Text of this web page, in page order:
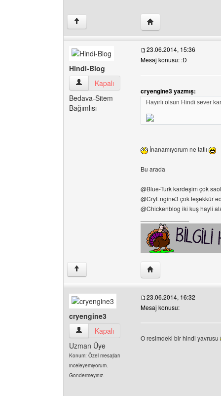
↑ Yazarın web sitesini
Hindi-Blog
Hindi-Blog Kullanıcının profilini görüntüle
Kapalı
Bedava-Sitem
Bağımlısı
23.06.2014, 15:36
Mesaj konusu: :D
cryengine3 yazmış:
Hayırlı olsun Hindi sever
İnanamıyorum ne tatlı
Bu arada
@Blue-Turk kardeşim çok saol
@CryEngine3 çok teşekkür
@Chickenblog iki kuş hayli
↑ Yazarın web sitesini
cryengine3
cryengine3 Kullanıcının profilini görüntüle
Kapalı
Uzman Üye
Konum: Özel mesajları
inceleyemiyorum.
Göndermeyiniz.
23.06.2014, 16:32
Mesaj konusu:
O resimdeki bir hindi yavrusu